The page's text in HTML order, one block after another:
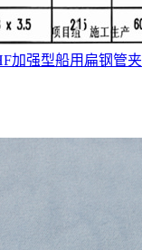
加强型船用扁钢管夹